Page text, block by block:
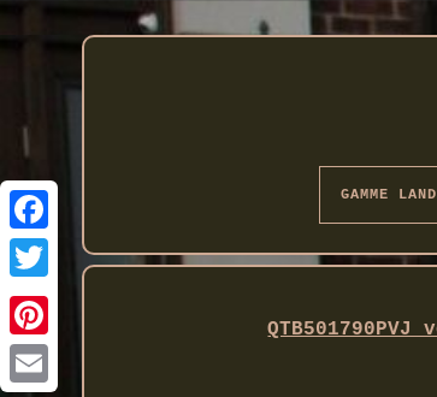
Twitter
GAMME
QTB501790PVJ